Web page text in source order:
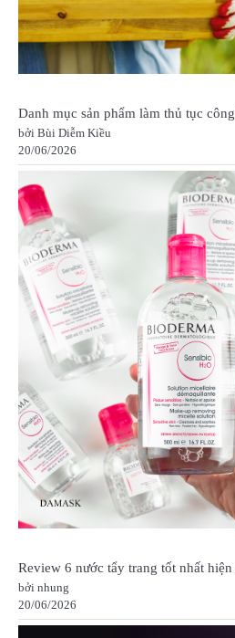
Danh mục sản phẩm làm thủ tục
bởi Bùi Diễm Kiều
20/06/2026
Review 6 nước tẩy trang tốt nhất
bởi nhung
20/06/2026